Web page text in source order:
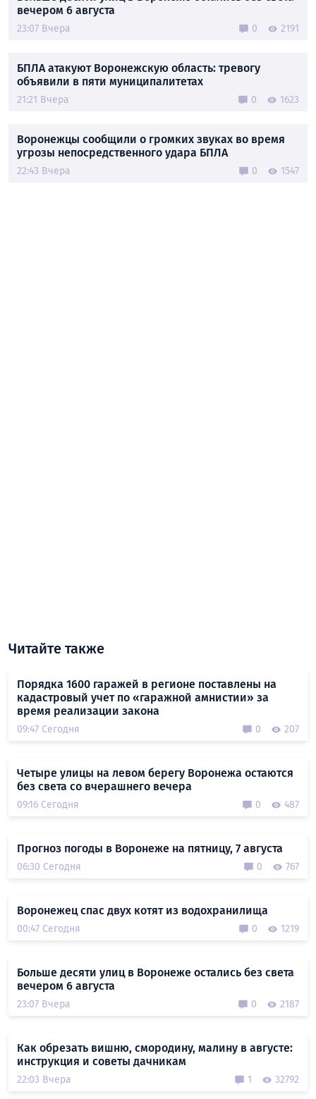
вечером 6 августа
23:07 Вчера 0 2191
БПЛА атакуют Воронежскую область: тревогу
объявили в пяти муниципалитетах
21:21 Вчера 0 1623
Воронежцы сообщили о громких звуках во время
угрозы непосредственного удара БПЛА
22:43 Вчера 0 1547
Читайте также
Порядка 1600 гаражей в регионе поставлены на
кадастровый учет по «гаражной амнистии» за
время реализации закона
09:47 Сегодня 0 207
Четыре улицы на левом берегу Воронежа остаются
без света со вчерашнего вечера
09:16 Сегодня 0 487
Прогноз погоды в Воронеже на пятницу, 7 августа
06:30 Сегодня 0 767
Воронежец спас двух котят из водохранилища
00:47 Сегодня 0 1219
Больше десяти улиц в Воронеже остались без света
вечером 6 августа
23:07 Вчера 0 2187
Как обрезать вишню, смородину, малину в августе:
инструкция и советы дачникам
22:03 Вчера 1 32792